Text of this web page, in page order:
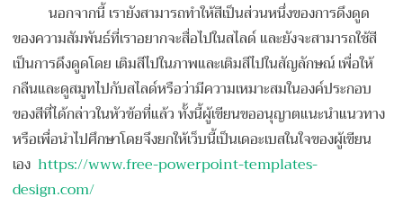
นอกจากนี้ เรายังสามารถทำให้สีเป็นส่วนหนึ่งของการดึงดูด
ของความสัมพันธ์ที่เราอยากจะสื่อไปในสไลด์ และยังจะสามารถใช้สี
เป็นการดึงดูดโดย เติมสีไปในภาพและเติมสีไปในสัญลักษณ์ เพื่อให้
กลืนและดูสมูทไปกับสไลด์หรือว่ามีความเหมาะสมในองค์ประกอบ
ของสีที่ได้กล่าวในหัวข้อที่แล้ว ทั้งนี้ผู้เขียนขออนุญาตแนะนำแนวทาง
หรือเพื่อนำไปศึกษาโดยจึงยกให้เว็บนี้เป็นเดอะเบสในใจของผู้เขียน
เองhttps://www.free-powerpoint-templates-
design.com/